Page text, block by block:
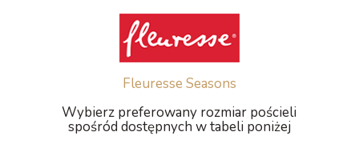
Fleuresse Seasons
Wybierz preferowany rozmiar pościeli
spośród dostępnych w tabeli poniżej